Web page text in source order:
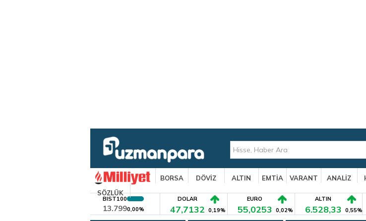
BORSA DÖVİZ ALTIN EMTİA VARANT ANALİZ
SÖZLÜK
BIST100
13.7990,00%
DOLAR
47,7132 0,19%
EURO
55,0253 0,02%
ALTIN
6.528,33 0,55%